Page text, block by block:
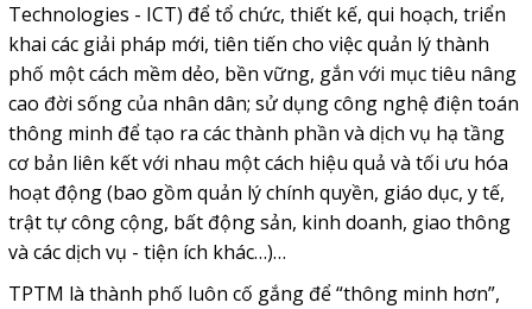
Technologies - ICT) để tổ chức, thiết kế, qui hoạch, triển
khai các giải pháp mới, tiên tiến cho việc quản lý thành
phố một cách mềm dẻo, bền vững, gắn với mục tiêu nâng
cao đời sống của nhân dân; sử dụng công nghệ điện toán
thông minh để tạo ra các thành phần và dịch vụ hạ tầng
cơ bản liên kết với nhau một cách hiệu quả và tối ưu hóa
hoạt động (bao gồm quản lý chính quyền, giáo dục, y tế,
trật tự công cộng, bất động sản, kinh doanh, giao thông
và các dịch vụ - tiện ích khác…)…
TPTM là thành phố luôn cố gắng để “thông minh hơn”,